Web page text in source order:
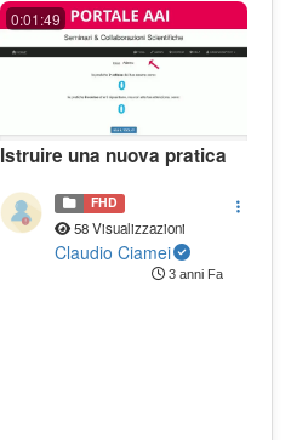
0:01:49
Istruire una nuova pratica
FHD
58 Visualizzazioni
Claudio Ciamei
3 anni Fa